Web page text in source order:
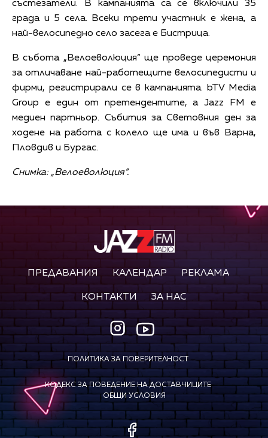
състезатели. В кампанията са се включили 35
града и 5 села. Всеки трети участник е жена, а
най-велосипедно село засега е Бистрица.
В събота „Велоеволюция“ ще проведе церемония
за отличаване най-работещите велосипедисти и
фирми, регистрирали се в кампанията. bTV Media
Group е един от претендентите, а Jazz FM е
медиен партньор. Събития за Световния ден за
ходене на работа с колело ще има и във Варна,
Пловдив и Бургас.
Снимка: „Велоеволюция“.
ПРЕДАВАНИЯ КАЛЕНДАР РЕКЛАМА
КОНТАКТИ ЗА НАС
ПОЛИТИКА ЗА ПОВЕРИТЕЛНОСТ
КОДЕКС ЗА ПОВЕДЕНИЕ НА ДОСТАВЧИЦИТЕ
ОБЩИ УСЛОВИЯ